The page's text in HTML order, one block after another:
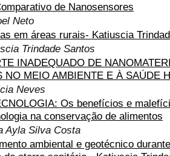
de Nanosensores
Neto
em áreas rurais- Katiuscia
Trindade Santos
INADEQUADO DE
NO MEIO AMBIENTE E À SAÚDE
Neves
Os benefícios e
na conservação de alimentos
Ayla Silva Costa
ambiental e geotécnico